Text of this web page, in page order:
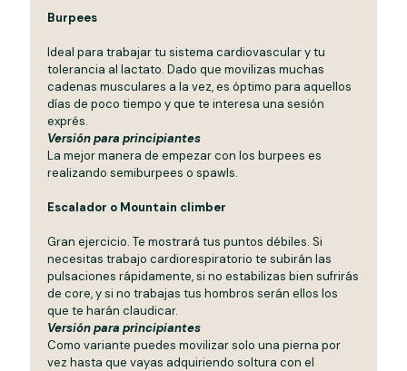
Burpees
Ideal para trabajar tu sistema cardiovascular y tu
tolerancia al lactato. Dado que movilizas muchas
cadenas musculares a la vez, es óptimo para aquellos
días de poco tiempo y que te interesa una sesión
exprés.
Versión para principiantes
La mejor manera de empezar con los burpees es
realizando semiburpees o spawls.
Escalador o Mountain climber
Gran ejercicio. Te mostrará tus puntos débiles. Si
necesitas trabajo cardiorespiratorio te subirán las
pulsaciones rápidamente, si no estabilizas bien sufrirás
de core, y si no trabajas tus hombros serán ellos los
que te harán claudicar.
Versión para principiantes
Como variante puedes movilizar solo una pierna por
vez hasta que vayas adquiriendo soltura con el